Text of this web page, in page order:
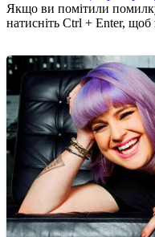
Якщо ви помітили
натисніть Ctrl + Enter,